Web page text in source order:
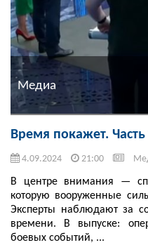
Медиа
Время покажет.
4.09.2024 21:00
В центре внимания —
которую вооруженные
Эксперты наблюдают за
времени. В выпуске:
боевых событий, ...